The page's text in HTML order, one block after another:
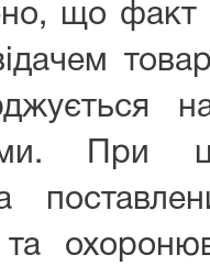
що факт
При